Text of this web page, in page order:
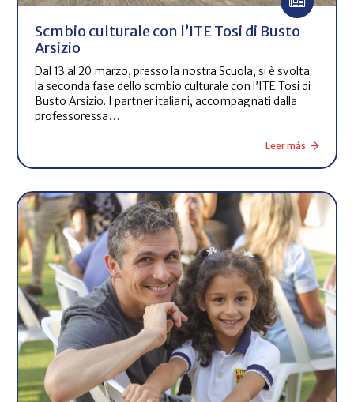
Scmbio culturale con l’ITE Tosi di Busto
Arsizio
Dal 13 al 20 marzo, presso la nostra Scuola, si è svolta
la seconda fase dello scmbio culturale con l’ITE Tosi di
Busto Arsizio. I partner italiani, accompagnati dalla
professoressa…
Leer más